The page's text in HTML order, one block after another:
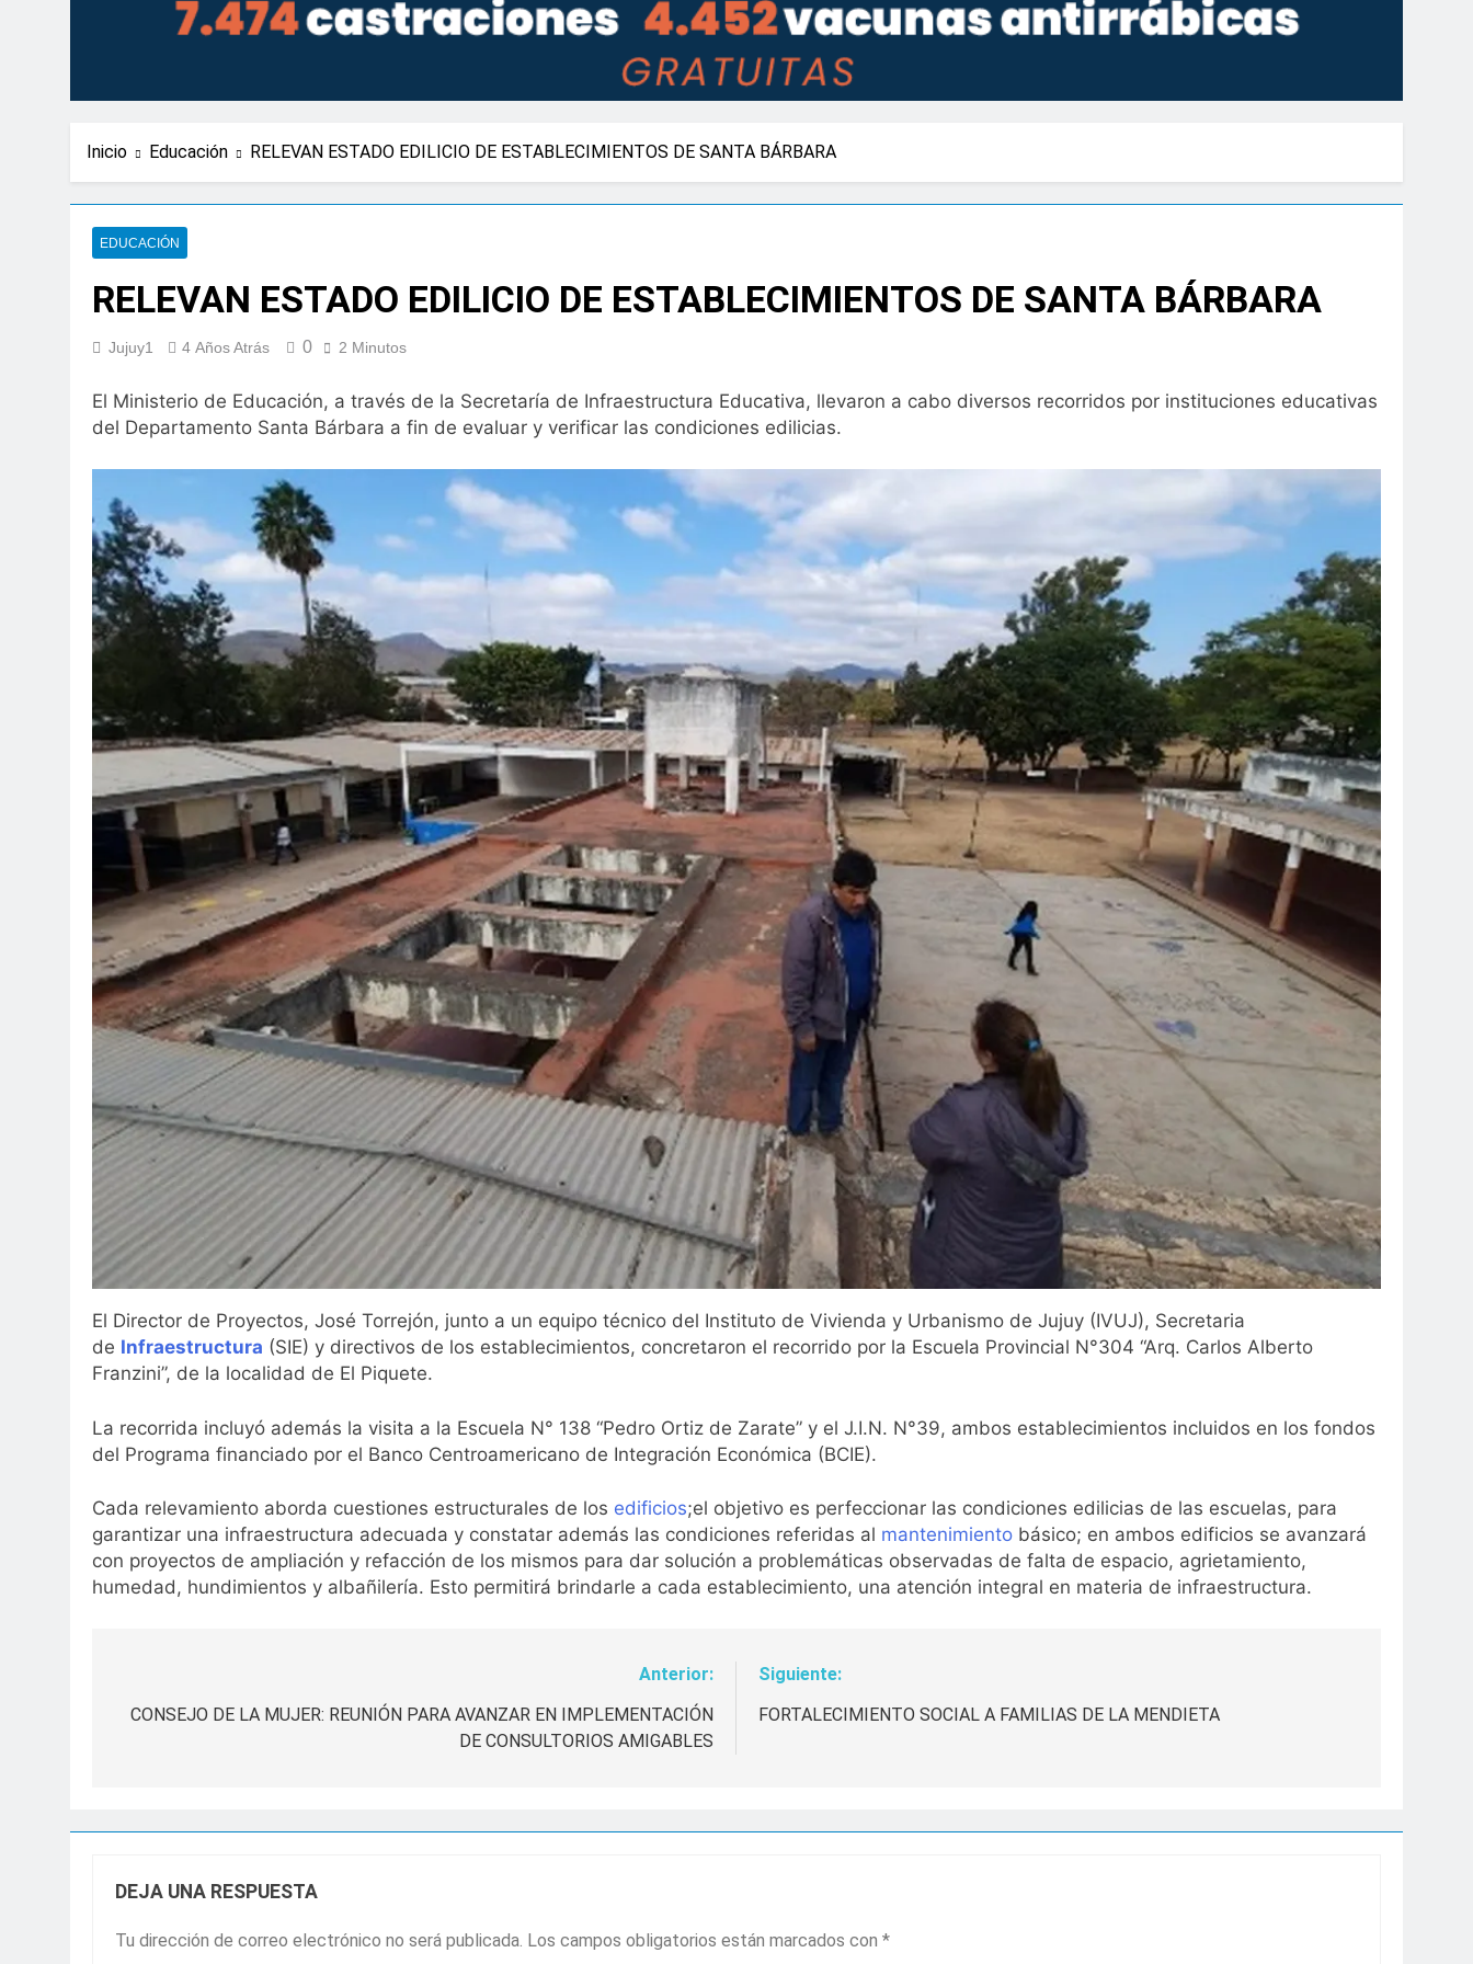
Inicio Educación RELEVAN ESTADO EDILICIO DE ESTABLECIMIENTOS DE SANTA BÁRBARA
EDUCACIÓN
RELEVAN ESTADO EDILICIO DE ESTABLECIMIENTOS DE SANTA BÁRBARA
Jujuy1 4 Años Atrás 0 2 Minutos
El Ministerio de Educación, a través de la Secretaría de Infraestructura Educativa, llevaron a cabo diversos recorridos por instituciones educativas
del Departamento Santa Bárbara a fin de evaluar y verificar las condiciones edilicias.
El Director de Proyectos, José Torrejón, junto a un equipo técnico del Instituto de Vivienda y Urbanismo de Jujuy (IVUJ), Secretaria
de Infraestructura (SIE) y directivos de los establecimientos, concretaron el recorrido por la Escuela Provincial N°304 “Arq. Carlos Alberto
Franzini”, de la localidad de El Piquete.
La recorrida incluyó además la visita a la Escuela N° 138 “Pedro Ortiz de Zarate” y el J.I.N. N°39, ambos establecimientos incluidos en los fondos
del Programa financiado por el Banco Centroamericano de Integración Económica (BCIE).
Cada relevamiento aborda cuestiones estructurales de los edificios;el objetivo es perfeccionar las condiciones edilicias de las escuelas, para
garantizar una infraestructura adecuada y constatar además las condiciones referidas al mantenimiento básico; en ambos edificios se avanzará
con proyectos de ampliación y refacción de los mismos para dar solución a problemáticas observadas de falta de espacio, agrietamiento,
humedad, hundimientos y albañilería. Esto permitirá brindarle a cada establecimiento, una atención integral en materia de infraestructura.
de
Anterior:
CONSEJO DE LA MUJER: REUNIÓN PARA AVANZAR EN IMPLEMENTACIÓN
DE CONSULTORIOS AMIGABLES
Siguiente:
FORTALECIMIENTO SOCIAL A FAMILIAS DE LA MENDIETA
DEJA UNA RESPUESTA
Tu dirección de correo electrónico no será publicada. Los campos obligatorios están marcados con *